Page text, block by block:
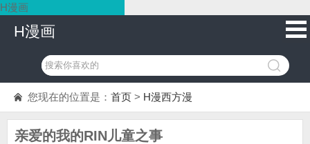
H漫画
H漫画
您现在的位置是： 首页 > H漫西方漫
亲爱的我的RIN儿童之事